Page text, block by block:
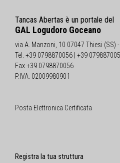
Tancas Abertas è un portale del
GAL Logudoro Goceano
via A. Manzoni, 10 07047 Thiesi (SS)
Tel. +39 0798870056 | +39
Fax +39 0798870056
P.IVA: 02009980901
Posta Elettronica Certificata
Registra la tua struttura